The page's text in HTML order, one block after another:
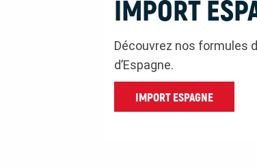
IMPORT
Découvrez nos formules
d’Espagne.
IMPORT ESPAGNE